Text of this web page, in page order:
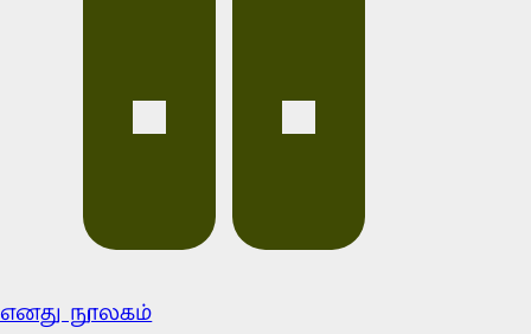
எனது நூலகம்